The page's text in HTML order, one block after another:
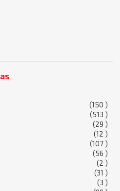
(150 )
(513 )
(29 )
(12 )
(107 )
(56 )
(2 )
(31 )
(3 )